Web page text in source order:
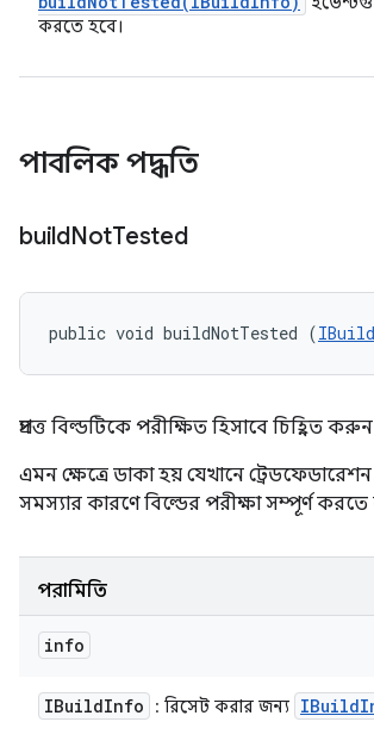
করতে হবে।
পাবলিক পদ্ধতি
buildNotTested
public void buildNotTested (
প্রদত্ত বিল্ডটিকে পরীক্ষিত হিসাবে চিহ্নিত
এমন ক্ষেত্রে ডাকা হয় যেখানে
সমস্যার কারণে বিল্ডের পরীক্ষা সম্পূর্ণ করতে
পরামিতি
info
IBuildInfo : রিসেট করার জন্য IBuild